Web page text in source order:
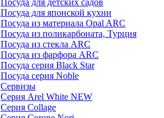
Посуда для детских садов
Посуда для японской кухни
Посуда из материала Opal ARC
Посуда из поликарбоната, Турция
Посуда из стекла ARC
Посуда из фарфора ARC
Посуда серия Black Star
Посуда серия Noble
Сервизы
Серия Arel White NEW
Серия Collage